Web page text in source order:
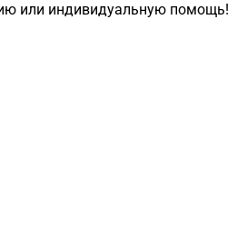
или индивидуальную помощь!